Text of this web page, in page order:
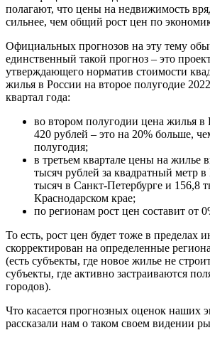
полагают, что цены на недвижимость
сильнее, чем общий рост цен по
Официальных прогнозов на эту тему
единственный такой прогноз – это
утверждающего норматив стоимости
жилья в России на второе полугодие
квартал года:
во втором полугодии цена жилья в
420 рублей – это на 20% больше,
полугодия;
в третьем квартале цены на жилье
тысяч рублей за квадратный метр
тысяч в Санкт-Петербурге и 156,8
Краснодарском крае;
по регионам рост цен составит от
То есть, рост цен будет тоже в пределах
скорректирован на определенные
(есть субъекты, где новое жилье не
субъекты, где активно застраиваются
городов).
Что касается прогнозных оценок наших
рассказали нам о таком своем видении